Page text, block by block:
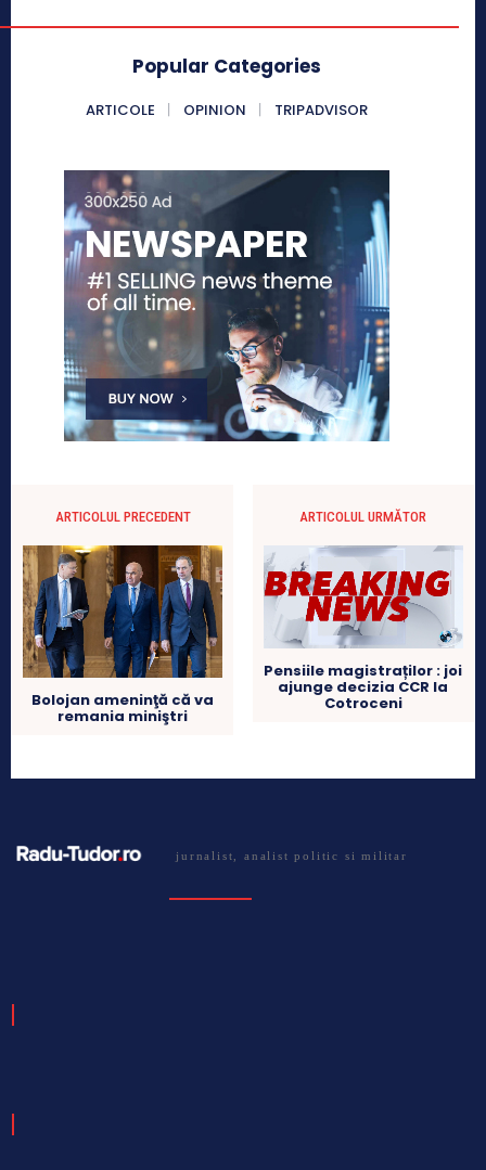
Popular Categories
ARTICOLE OPINION TRIPADVISOR
ARTICOLUL PRECEDENT
Bolojan ameninţă că va
remania miniştri
ARTICOLUL URMĂTOR
Pensiile magistraților : joi
ajunge decizia CCR la
Cotroceni
jurnalist, analist politic si militar